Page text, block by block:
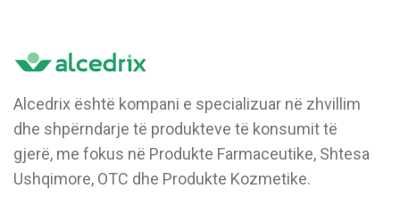
Alcedrix është kompani e specializuar në zhvillim
dhe shpërndarje të produkteve të konsumit të
gjerë, me fokus në Produkte Farmaceutike, Shtesa
Ushqimore, OTC dhe Produkte Kozmetike.